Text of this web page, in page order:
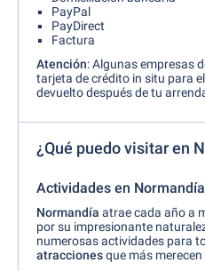
PayPal
PayDirect
Factura
Atención: Algunas empresas
tarjeta de crédito in situ para
devuelto después de tu
¿Qué puedo visitar en
Actividades en Normandía
Normandía atrae cada año a
por su impresionante
numerosas actividades para
atraccionesque más merecen